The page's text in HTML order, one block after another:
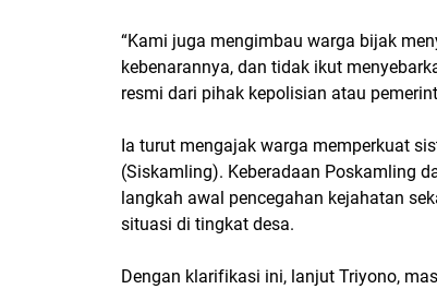
“Kami juga mengimbau warga bijak
kebenarannya, dan tidak ikut
resmi dari pihak kepolisian atau
Ia turut mengajak warga memperkuat
(Siskamling). Keberadaan Poskamling
langkah awal pencegahan kejahatan
situasi di tingkat desa.
Dengan klarifikasi ini, lanjut Triyono,